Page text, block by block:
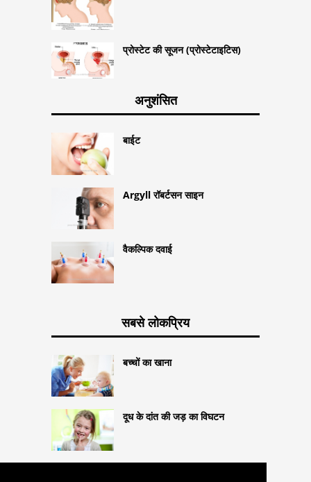
प्रोस्टेट की सूजन (प्रोस्टेटाइटिस)
अनुशंसित
बाईट
Argyll रॉबर्टसन साइन
वैकल्पिक दवाई
सबसे लोकप्रिय
बच्चों का खाना
दूध के दांत की जड़ का विघटन